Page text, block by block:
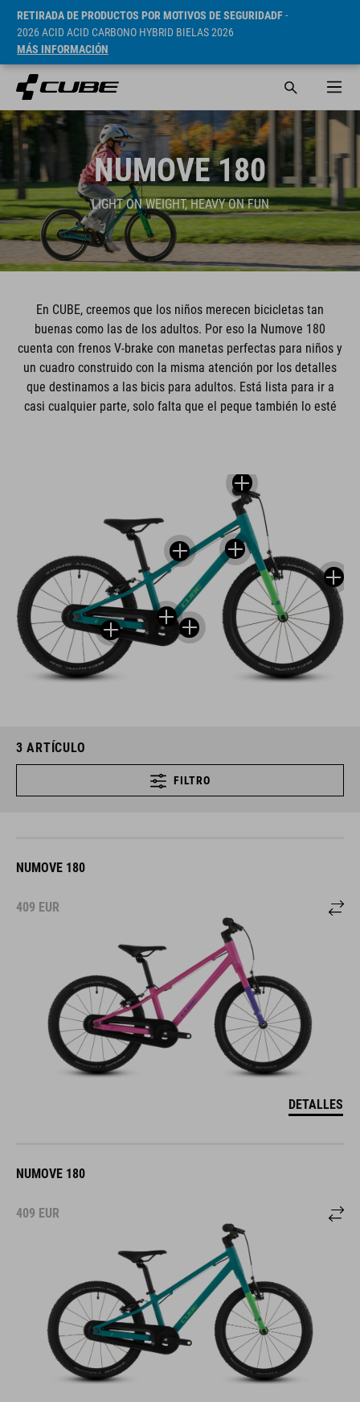
RETIRADA DE PRODUCTOS POR MOTIVOS DE SEGURIDADF-
2026 ACID ACID CARBONO HYBRID BIELAS 2026
MÁS INFORMACIÓN
NUMOVE 180
LIGHT ON WEIGHT, HEAVY ON FUN
En CUBE, creemos que los niños merecen bicicletas tan
buenas como las de los adultos. Por eso la Numove 180
cuenta con frenos V-brake con manetas perfectas para niños y
un cuadro construido con la misma atención por los detalles
que destinamos a las bicis para adultos. Está lista para ir a
casi cualquier parte, solo falta que el peque también lo esté
3 ARTÍCULO
FILTRO
NUMOVE 180
409 EUR
DETALLES
NUMOVE 180
409 EUR